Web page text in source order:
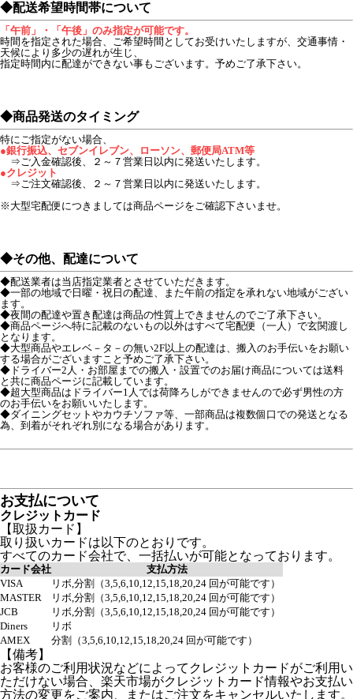
◆配送希望時間帯について
「午前」・「午後」のみ指定が可能です。
時間を指定された場合、ご希望時間としてお受けいたしますが、交通事情・
天候により多少の遅れが生じ、
指定時間内に配達ができない事もございます。予めご了承下さい。
◆商品発送のタイミング
特にご指定がない場合、
●銀行振込、セブンイレブン、ローソン、郵便局ATM等
⇒ご入金確認後、２～７営業日以内に発送いたします。
●クレジット
⇒ご注文確認後、２～７営業日以内に発送いたします。
※大型宅配便につきましては商品ページをご確認下さいませ。
◆その他、配達について
◆配送業者は当店指定業者とさせていただきます。
◆一部の地域で日曜・祝日の配達、また午前の指定を承れない地域がござい
ます。
◆夜間の配達や置き配達は商品の性質上できませんのでご了承下さい。
◆商品ページへ特に記載のないもの以外はすべて宅配便（一人）で玄関渡し
となります。
◆大型商品やエレベ－タ－の無い2F以上の配達は、搬入のお手伝いをお願い
する場合がございますこと予めご了承下さい。
◆ドライバー2人・お部屋までの搬入・設置でのお届け商品については送料
と共に商品ページに記載しています。
◆超大型商品はドライバー1人では荷降ろしができませんので必ず男性の方
のお手伝いをお願いいたします。
◆ダイニングセットやカウチソファ等、一部商品は複数個口での発送となる
為、到着がそれぞれ別になる場合があります。
お支払について
クレジットカード
【取扱カード】
取り扱いカードは以下のとおりです。
すべてのカード会社で、一括払いが可能となっております。
カード会社
支払方法
VISA
リボ,分割（3,5,6,10,12,15,18,20,24 回が可能です）
MASTER
リボ,分割（3,5,6,10,12,15,18,20,24 回が可能です）
JCB
リボ,分割（3,5,6,10,12,15,18,20,24 回が可能です）
Diners
リボ
AMEX
分割（3,5,6,10,12,15,18,20,24 回が可能です）
【備考】
お客様のご利用状況などによってクレジットカードがご利用い
ただけない場合、楽天市場がクレジットカード情報やお支払い
方法の変更をご案内、またはご注文をキャンセルいたします。